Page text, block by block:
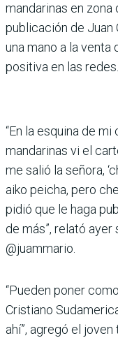
mandarinas en zona
publicación de Juan
una mano a la venta
positiva en las redes.
“En la esquina de
mandarinas vi el
me salió la señora,
aiko peicha, pero
pidió que le haga
de más”, relató
@juammario.
“Pueden poner
Cristiano
ahí”, agregó el